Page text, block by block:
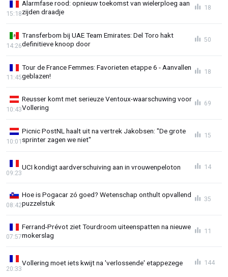
Alarmfase rood: opnieuw toekomst van wielerploeg aan
zijden draadje
15:18
18
Transferbom bij UAE Team Emirates: Del Toro hakt
definitieve knoop door
14:26
50
Tour de France Femmes: Favorieten etappe 6 - Aanvallen
geblazen!
11:45
18
Reusser komt met serieuze Ventoux-waarschuwing voor
Vollering
10:43
69
Picnic PostNL haalt uit na vertrek Jakobsen: "De grote
sprinter zagen we niet"
10:01
15
UCI kondigt aardverschuiving aan in vrouwenpeloton
09:23
14
Hoe is Pogacar zó goed? Wetenschap onthult opvallend
puzzelstuk
08:42
35
Ferrand-Prévot ziet Tourdroom uiteenspatten na nieuwe
mokerslag
07:57
11
Vollering moet iets kwijt na 'verlossende' etappezege
20:33
144